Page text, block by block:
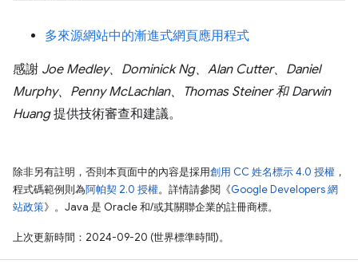
多來源網站中的漸進式網頁應用程式
感謝 Joe Medley、Dominick Ng、Alan Cutter、Daniel
Murphy、Penny McLachlan、Thomas Steiner 和 Darwin
Huang提供技術審查和建議。
除非另有註明，否則本頁面中的內容是採用創用 CC 姓名標示 4.0 授權 ，
程式碼範例則為阿帕契 2.0 授權。詳情請參閱《Google Developers 網
站政策》。Java 是 Oracle 和/或其關聯企業的註冊商標。
上次更新時間：2024-09-20 (世界標準時間)。